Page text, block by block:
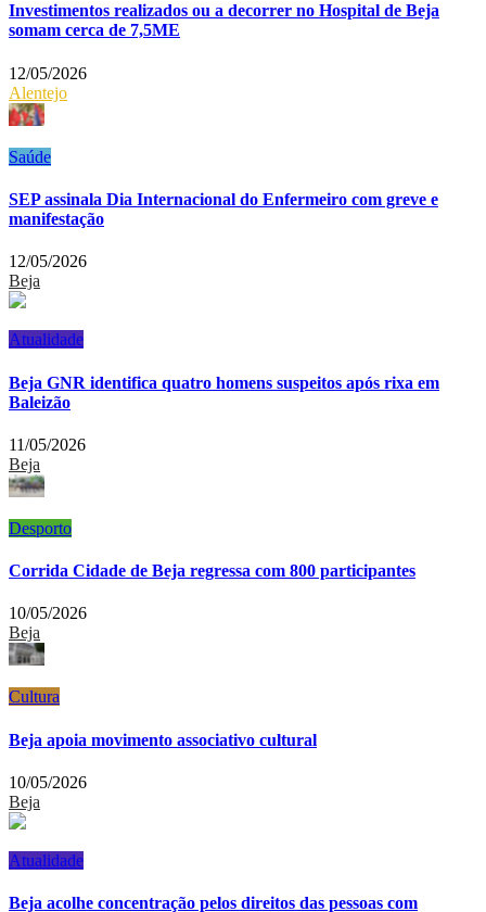
Investimentos realizados ou a decorrer no Hospital de Beja
somam cerca de 7,5ME
12/05/2026
Alentejo
Saúde
SEP assinala Dia Internacional do Enfermeiro com greve e
manifestação
12/05/2026
Beja
Atualidade
Beja GNR identifica quatro homens suspeitos após rixa em
Baleizão
11/05/2026
Beja
Desporto
Corrida Cidade de Beja regressa com 800 participantes
10/05/2026
Beja
Cultura
Beja apoia movimento associativo cultural
10/05/2026
Beja
Atualidade
Beja acolhe concentração pelos direitos das pessoas com